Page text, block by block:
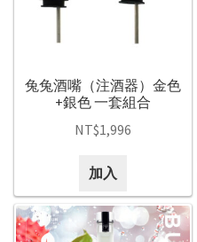
兔兔酒嘴（注酒器）金色
+銀色 一套組合
NT$1,996
加入